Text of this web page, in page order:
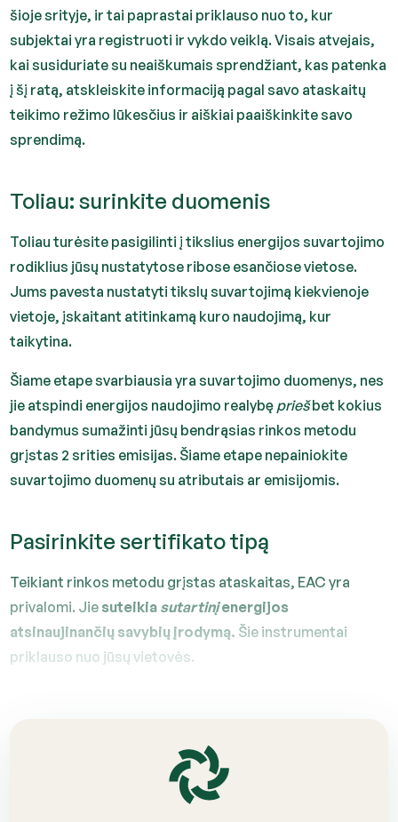
šioje srityje, ir tai paprastai priklauso nuo to, kur
subjektai yra registruoti ir vykdo veiklą. Visais atvejais,
kai susiduriate su neaiškumais sprendžiant, kas patenka
į šį ratą, atskleiskite informaciją pagal savo ataskaitų
teikimo režimo lūkesčius ir aiškiai paaiškinkite savo
sprendimą.
Toliau: surinkite duomenis
Toliau turėsite pasigilinti į tikslius energijos suvartojimo
rodiklius jūsų nustatytose ribose esančiose vietose.
Jums pavesta nustatyti tikslų suvartojimą kiekvienoje
vietoje, įskaitant atitinkamą kuro naudojimą, kur
taikytina.
Šiame etape svarbiausia yra suvartojimo duomenys, nes
jie atspindi energijos naudojimo realybę priešbet kokius
bandymus sumažinti jūsų bendrąsias rinkos metodu
grįstas 2 srities emisijas. Šiame etape nepainiokite
suvartojimo duomenų su atributais ar emisijomis.
Pasirinkite sertifikato tipą
Teikiant rinkos metodu grįstas ataskaitas, EAC yra
privalomi. Jie suteikia sutartinįenergijos
atsinaujinančių savybių įrodymą. Šie instrumentai
priklauso nuo jūsų vietovės.